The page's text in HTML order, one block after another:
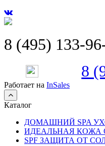
8 (495) 133-
8
Работает на InSales
Каталог
ДОМАШНИЙ SPA
ИДЕАЛЬНАЯ КОЖА
SPF ЗАЩИТА ОТ